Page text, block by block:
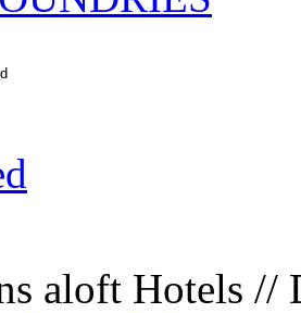
aloft Hotels